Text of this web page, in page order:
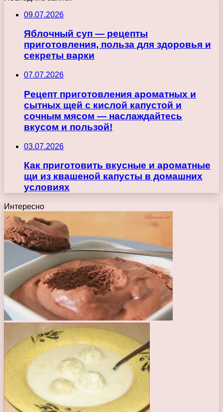
09.07.2026
Яблочный суп — рецепты
приготовления, польза для здоровья и
секреты варки
07.07.2026
Рецепт приготовления ароматных и
сытных щей с кислой капустой и
сочным мясом — наслаждайтесь
вкусом и пользой!
03.07.2026
Как приготовить вкусные и ароматные
щи из квашеной капусты в домашних
условиях
Интересно